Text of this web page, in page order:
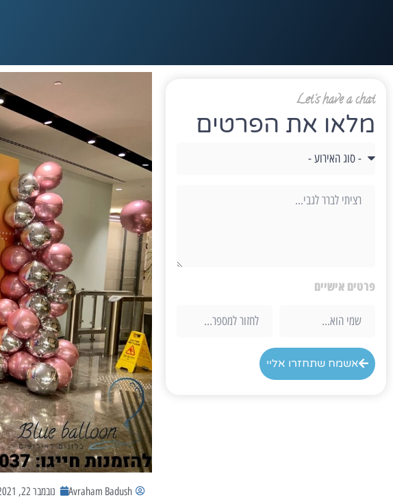
Let's have a chat
מלאו את הפרטים
פרטים אישיים
אשמח שתחזרו אליי
Avraham Badush נובמבר 22, 2021